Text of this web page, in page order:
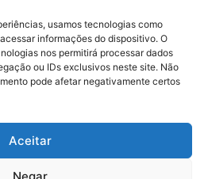
usamos tecnologias como
informações do dispositivo. O
nos permitirá processar dados
ou IDs exclusivos neste site. Não
pode afetar negativamente certos
Aceitar
Negar
Legal